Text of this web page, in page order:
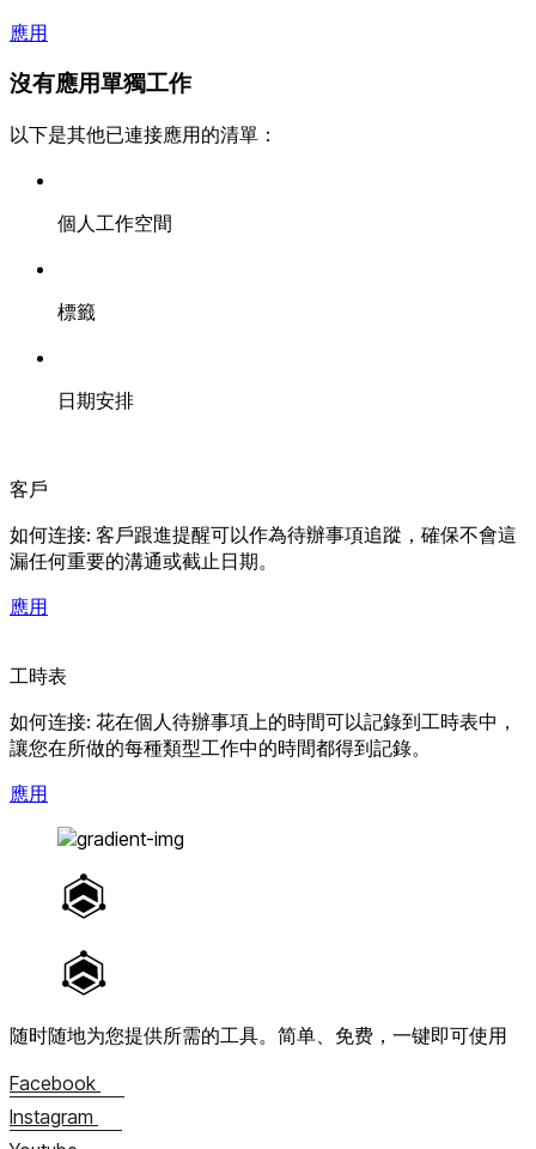
應用
沒有應用單獨工作
以下是其他已連接應用的清單：
個人工作空間
標籤
日期安排
客戶
如何连接: 客戶跟進提醒可以作為待辦事項追蹤，確保不會這
漏任何重要的溝通或截止日期。
應用
工時表
如何连接: 花在個人待辦事項上的時間可以記錄到工時表中，
讓您在所做的每種類型工作中的時間都得到記錄。
應用
随时随地为您提供所需的工具。 简单、免费，一键即可使用
Facebook
Instagram